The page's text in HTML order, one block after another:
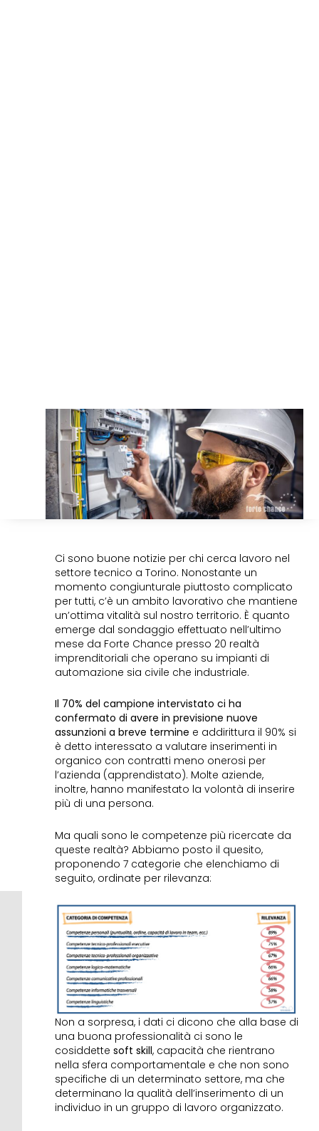
Ci sono buone notizie per chi cerca lavoro nel
settore tecnico a Torino. Nonostante un
momento congiunturale piuttosto complicato
per tutti, c’è un ambito lavorativo che mantiene
un’ottima vitalità sul nostro territorio. È quanto
emerge dal sondaggio effettuato nell’ultimo
mese da Forte Chance presso 20 realtà
imprenditoriali che operano su impianti di
automazione sia civile che industriale.
Il 70% del campione intervistato ci ha
confermato di avere in previsione nuove
assunzioni a breve termine e addirittura il 90% si
è detto interessato a valutare inserimenti in
organico con contratti meno onerosi per
l’azienda (apprendistato). Molte aziende,
inoltre, hanno manifestato la volontà di inserire
più di una persona.
Ma quali sono le competenze più ricercate da
queste realtà? Abbiamo posto il quesito,
proponendo 7 categorie che elenchiamo di
seguito, ordinate per rilevanza:
Non a sorpresa, i dati ci dicono che alla base di
una buona professionalità ci sono le
cosiddette soft skill, capacità che rientrano
nella sfera comportamentale e che non sono
specifiche di un determinato settore, ma che
determinano la qualità dell’inserimento di un
individuo in un gruppo di lavoro organizzato.